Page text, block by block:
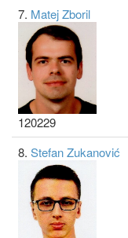
7. Matej Zboril
120229
8. Stefan Zukanović